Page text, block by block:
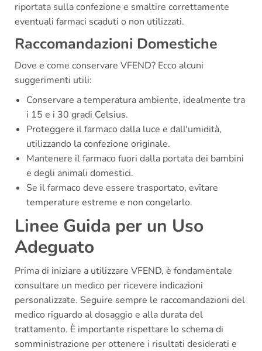
riportata sulla confezione e smaltire correttamente
eventuali farmaci scaduti o non utilizzati.
Raccomandazioni Domestiche
Dove e come conservare VFEND? Ecco alcuni
suggerimenti utili:
Conservare a temperatura ambiente, idealmente tra
i 15 e i 30 gradi Celsius.
Proteggere il farmaco dalla luce e dall'umidità,
utilizzando la confezione originale.
Mantenere il farmaco fuori dalla portata dei bambini
e degli animali domestici.
Se il farmaco deve essere trasportato, evitare
temperature estreme e non congelarlo.
Linee Guida per un Uso
Adeguato
Prima di iniziare a utilizzare VFEND, è fondamentale
consultare un medico per ricevere indicazioni
personalizzate. Seguire sempre le raccomandazioni del
medico riguardo al dosaggio e alla durata del
trattamento. È importante rispettare lo schema di
somministrazione per ottenere i risultati desiderati e